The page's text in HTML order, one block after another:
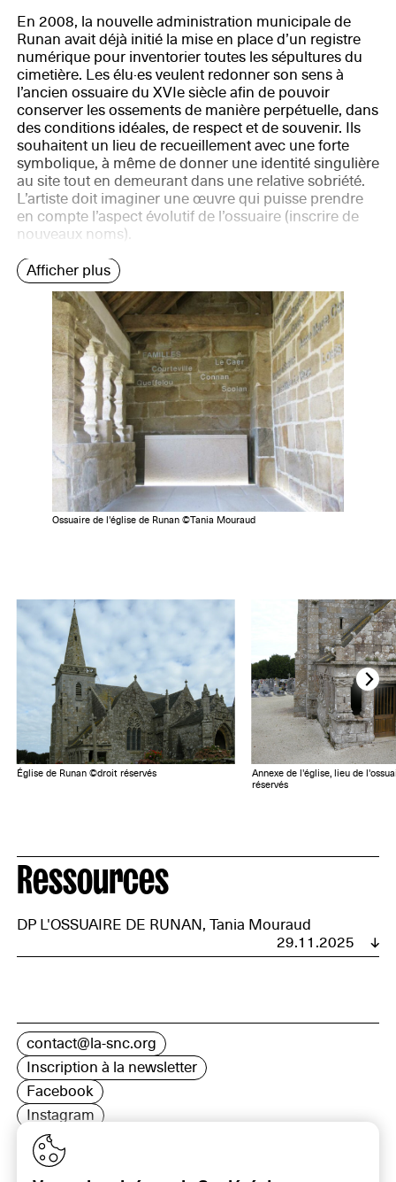
En 2008, la nouvelle administration municipale de
Runan avait déjà initié la mise en place d’un registre
numérique pour inventorier toutes les sépultures du
cimetière. Les élu·es veulent redonner son sens à
l’ancien ossuaire du XVIe siècle afin de pouvoir
conserver les ossements de manière perpétuelle, dans
des conditions idéales, de respect et de souvenir. Ils
souhaitent un lieu de recueillement avec une forte
symbolique, à même de donner une identité singulière
au site tout en demeurant dans une relative sobriété.
L’artiste doit imaginer une œuvre qui puisse prendre
en compte l’aspect évolutif de l’ossuaire (inscrire de
nouveaux noms).
Afficher plus
Ossuaire de l'église de Runan ©Tania Mouraud
Église de Runan ©droit réservés
Annexe de l'église, lieu de
réservés
Ressources
DP L'OSSUAIRE DE RUNAN, Tania Mouraud
29.11.2025
contact@la-snc.org
Inscription à la newsletter
Facebook
Instagram
LinkedIn